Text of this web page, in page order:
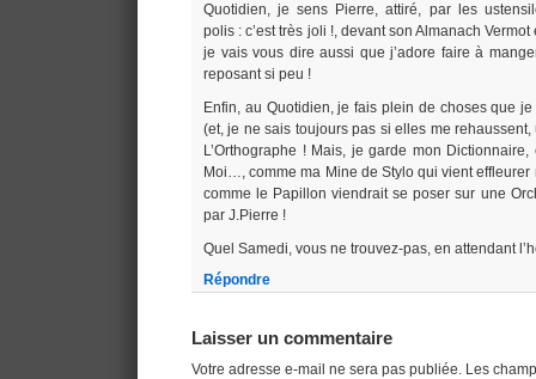
Quotidien, je sens Pierre, attiré, par les
polis : c’est très joli !, devant son Almanach
je vais vous dire aussi que j’adore faire à
reposant si peu !
Enfin, au Quotidien, je fais plein de choses que je
(et, je ne sais toujours pas si elles me
L’Orthographe ! Mais, je garde mon
Moi…, comme ma Mine de Stylo qui vient
comme le Papillon viendrait se poser sur une
par J.Pierre !
Quel Samedi, vous ne trouvez-pas, en attendant
Répondre
Laisser un commentaire
Votre adresse e-mail ne sera pas publiée. Les